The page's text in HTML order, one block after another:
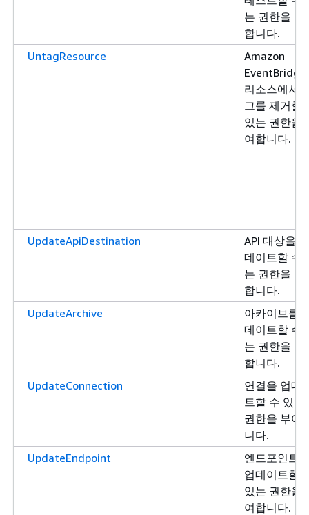
는 권한을 부
합니다.
UntagResource
Amazon
EventBridge
리소스에서
그를 제거할
있는 권한을
여합니다.
UpdateApiDestination
API 대상을 업
데이트할 수
는 권한을 부
합니다.
UpdateArchive
아카이브를
데이트할 수
는 권한을 부
합니다.
UpdateConnection
연결을 업데
트할 수 있는
권한을 부여
니다.
UpdateEndpoint
엔드포인트
업데이트할
있는 권한을
여합니다.